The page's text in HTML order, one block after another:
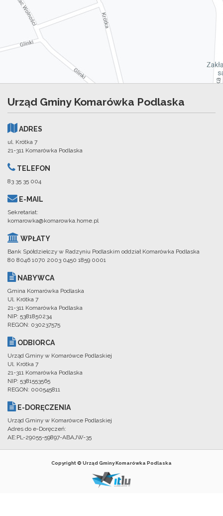
Urząd Gminy Komarówka Podlaska
ADRES
ul. Krótka 7
21-311 Komarówka Podlaska
TELEFON
83 35 35 004
E-MAIL
Sekretariat:
komarowka@komarowka.home.pl
WPŁATY
Bank Spółdzielczy w Radzyniu Podlaskim oddział Komarówka Podlaska
80 8046 1070 2003 0450 1859 0001
NABYWCA
Gmina Komarówka Podlaska
Ul. Krótka 7
21-311 Komarówka Podlaska
NIP: 5381850234
REGON: 030237575
ODBIORCA
Urząd Gminy w Komarówce Podlaskiej
Ul. Krótka 7
21-311 Komarówka Podlaska
NIP: 5381553565
REGON: 000545811
E-DORĘCZENIA
Urząd Gminy w Komarówce Podlaskiej
Adres do e-Doręczeń:
AE:PL-29055-59897-ABAJW-35
Copyright © Urząd Gminy Komarówka Podlaska